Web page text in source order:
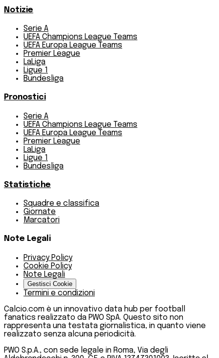
Notizie
Serie A
UEFA Champions League Teams
UEFA Europa League Teams
Premier League
LaLiga
Ligue 1
Bundesliga
Pronostici
Serie A
UEFA Champions League Teams
UEFA Europa League Teams
Premier League
LaLiga
Ligue 1
Bundesliga
Statistiche
Squadre e classifica
Giornate
Marcatori
Note Legali
Privacy Policy
Cookie Policy
Note Legali
Gestisci Cookie
Termini e condizioni
Calcio.com è un innovativo data hub per football
fanatics realizzato da PWO SpA. Questo sito non
rappresenta una testata giornalistica, in quanto viene
realizzato senza alcuna periodicità.
PWO S.p.A., con sede legale in Roma, Via degli